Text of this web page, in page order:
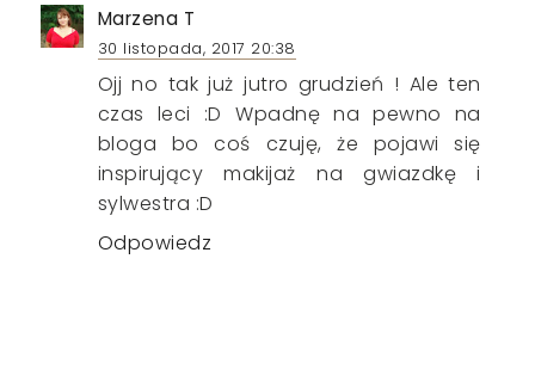
Marzena T
30 listopada, 2017 20:38
Ojj no tak już jutro grudzień ! Ale ten
czas leci :D Wpadnę na pewno na
bloga bo coś czuję, że pojawi się
inspirujący makijaż na gwiazdkę i
sylwestra :D
Odpowiedz